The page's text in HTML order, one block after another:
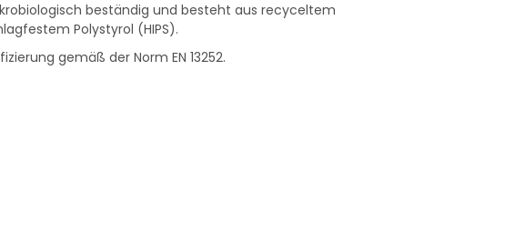
beständig und besteht aus recyceltem
Polystyrol (HIPS).
gemäß der Norm EN 13252.